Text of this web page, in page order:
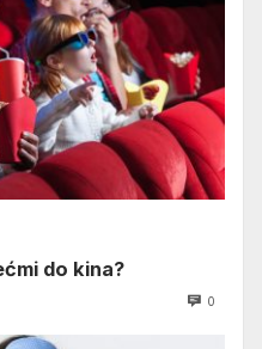
do kina?
0